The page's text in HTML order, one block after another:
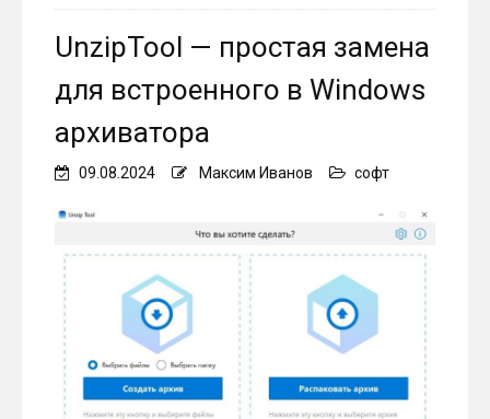
UnzipTool — простая замена
для встроенного в Windows
архиватора
09.08.2024 Максим Иванов софт